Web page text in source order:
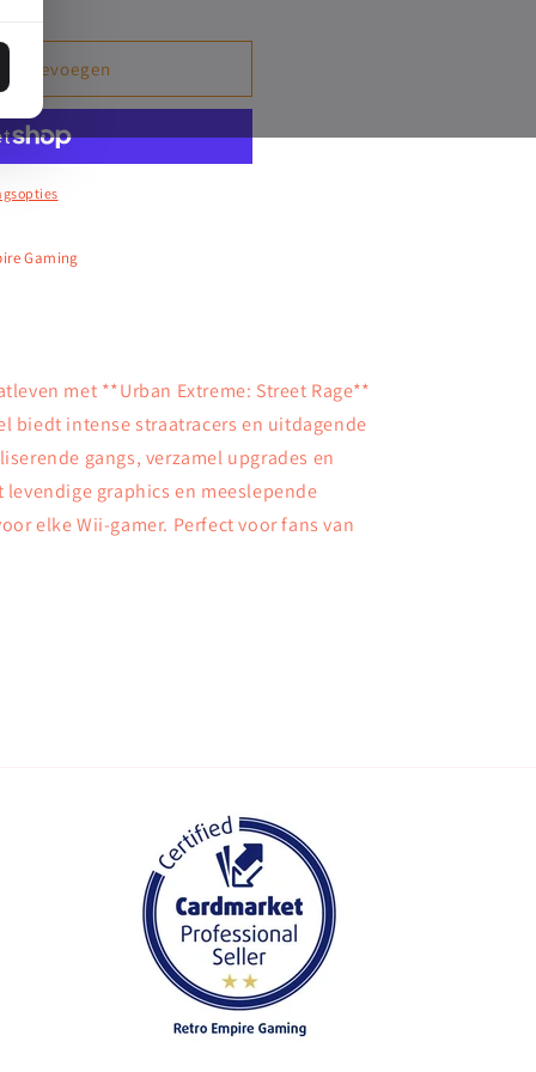
toevoegen
Gaming
met **Urban Extreme: Street Rage**
biedt intense straatracers en uitdagende
gangs, verzamel upgrades en
graphics en meeslepende
elke Wii-gamer. Perfect voor fans van